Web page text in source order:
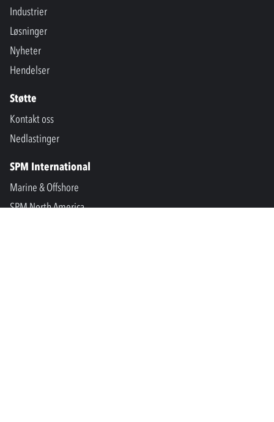
Industrier
Løsninger
Nyheter
Hendelser
Støtte
Kontakt oss
Nedlastinger
SPM International
Marine & Offshore
SPM North America